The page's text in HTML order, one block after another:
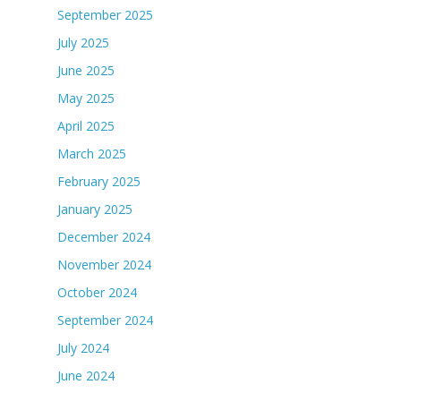
September 2025
July 2025
June 2025
May 2025
April 2025
March 2025
February 2025
January 2025
December 2024
November 2024
October 2024
September 2024
July 2024
June 2024